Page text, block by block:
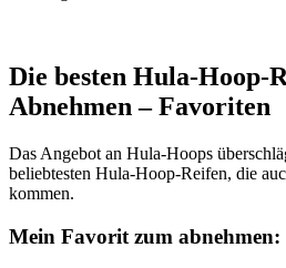
Die besten Hula-Hoop-
Abnehmen – Favoriten
Das Angebot an Hula-Hoops
beliebtesten Hula-Hoop-Reifen, die
kommen.
Mein Favorit zum